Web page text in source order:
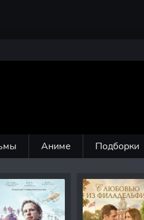
Аниме Подборки